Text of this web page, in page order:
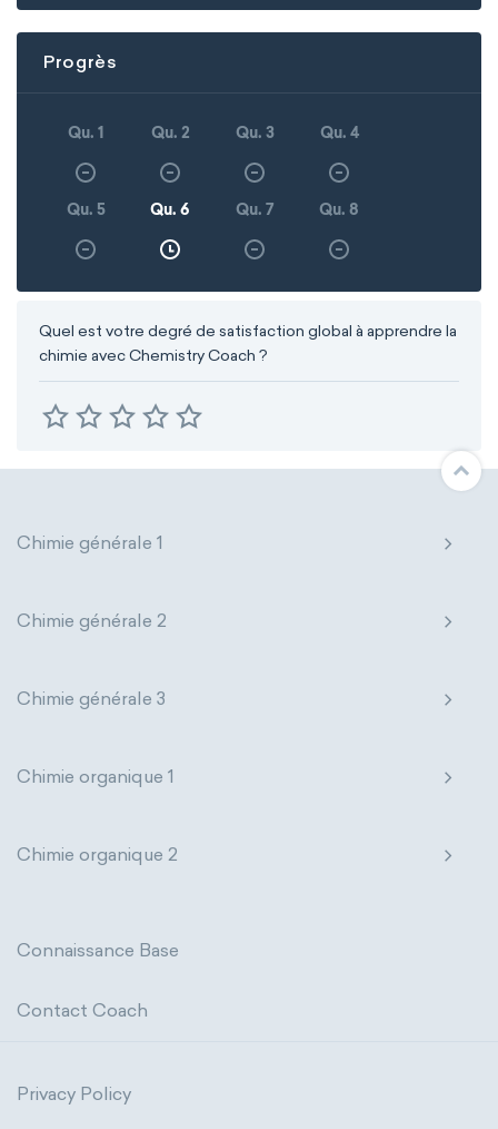
Progrès
Qu. 1 Qu. 2 Qu. 3 Qu. 4
Qu. 5 Qu. 6 Qu. 7 Qu. 8
Quel est votre degré de satisfaction global à apprendre la
chimie avec Chemistry Coach ?
Chimie générale 1
Chimie générale 2
Chimie générale 3
Chimie organique 1
Chimie organique 2
Connaissance Base
Contact Coach
Privacy Policy